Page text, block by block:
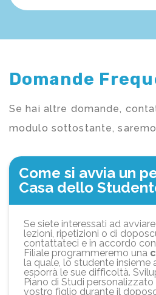
Domande
Se hai altre domande,
modulo sottostante,
Come si avvia un
Casa dello
Se siete interessati ad
lezioni, ripetizioni o di
contattateci e in accordo
Filiale programmeremo una
la quale, lo studente insieme
esporrà le sue difficoltà.
Piano di Studi
vostro figlio durante il